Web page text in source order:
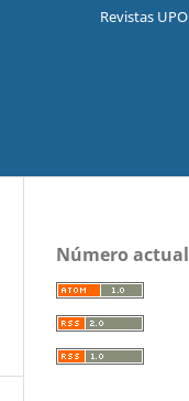
Revistas UPO
Número actual